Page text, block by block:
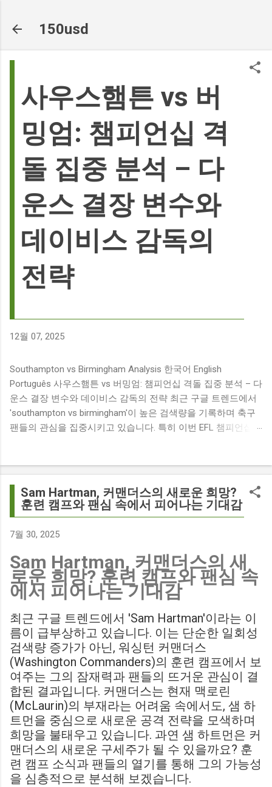
150usd
사우스햄튼 vs 버
밍엄: 챔피언십 격
돌 집중 분석 – 다
운스 결장 변수와
데이비스 감독의
전략
12월 07, 2025
Southampton vs Birmingham Analysis 한국어 English
Português 사우스햄튼 vs 버밍엄: 챔피언십 격돌 집중 분석 – 다
운스 결장 변수와 데이비스 감독의 전략 최근 구글 트렌드에서
'southampton vs birmingham'이 높은 검색량을 기록하며 축구
팬들의 관심을 집중시키고 있습니다. 특히 이번 EFL 챔피언십
다음과 같습니다. The 9 players set to miss Southampton v
Birmingham City ft £7m striker Damion Downs : 사우스햄튼과
버밍엄 시티 경기에서 총 9명의 선수가 결장할 예정이며, 특히
700만 파운드 스트라이커 데미언 다운스의 결장은 사우스햄튼
Birmingham City LIVE Score Updates in EFL Championship
Match : 경기 당일 실시간 스코어 업데이트를 제공하는 뉴스로,
팬들의 높은 관심도를 반영합니다. Chris Davies: Birmingham
City boss says his side have to try to "be themselves" away
from home : 버밍엄 시티의 크리스 데이비스 감독은 원정 경기
에서 팀 고유의 색깔을 유지하는 것이 중요하다고 강조했습니
다. ...
Sam Hartman, 커맨더스의 새로운 희망?
훈련 캠프와 팬심 속에서 피어나는 기대감
7월 30, 2025
Sam Hartman, 커맨더스의 새
로운 희망? 훈련 캠프와 팬심 속
에서 피어나는 기대감
최근 구글 트렌드에서 'Sam Hartman'이라는 이
름이 급부상하고 있습니다. 이는 단순한 일회성
검색량 증가가 아닌, 워싱턴 커맨더스
(Washington Commanders)의 훈련 캠프에서 보
여주는 그의 잠재력과 팬들의 뜨거운 관심이 결
합된 결과입니다. 커맨더스는 현재 맥로린
(McLaurin)의 부재라는 어려움 속에서도, 샘 하
트먼을 중심으로 새로운 공격 전략을 모색하며
희망을 불태우고 있습니다. 과연 샘 하트먼은 커
맨더스의 새로운 구세주가 될 수 있을까요? 훈
련 캠프 소식과 팬들의 열기를 통해 그의 가능성
을 심층적으로 분석해 보겠습니다.